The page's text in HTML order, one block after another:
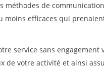
méthodes de
moins efficaces qui
service sans
de votre activité et ainsi